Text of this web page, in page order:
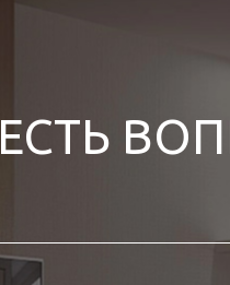
ЕСТЬ